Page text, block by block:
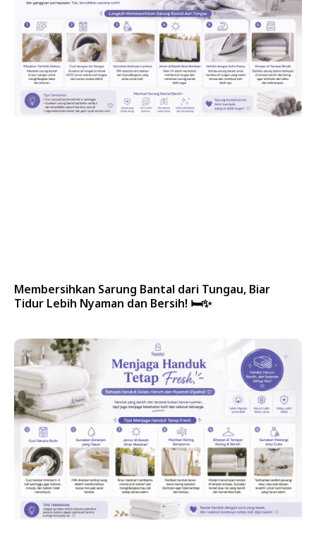
Membersihkan Sarung Bantal dari Tungau, Biar
Tidur Lebih Nyaman dan Bersih! 🛏️✨